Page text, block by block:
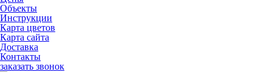
Объекты
Инструкции
Карта цветов
Карта сайта
Доставка
Контакты
заказать звонок